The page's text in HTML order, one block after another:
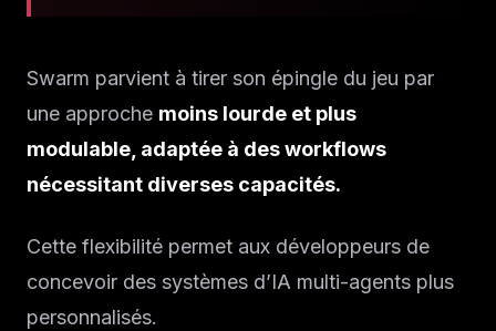
Swarm parvient à tirer son épingle du jeu par
une approche moins lourde et plus
modulable, adaptée à des workflows
nécessitant diverses capacités.
Cette flexibilité permet aux développeurs de
concevoir des systèmes d’IA multi-agents plus
personnalisés.